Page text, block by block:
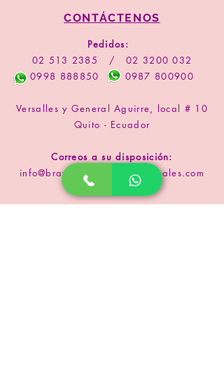
CONTÁCTENOS
Pedidos:
02 513 2385
/02 3200 032
0998 888850
0987 800900
Versalles y General Aguirre, local # 10
Quito - Ecuador
Correos a su disposición:
info@braylissdecoracionesflorales.com